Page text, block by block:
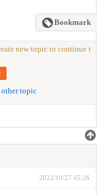
Bookmark
new topic to continue t
other topic
2022/10/27 05:26